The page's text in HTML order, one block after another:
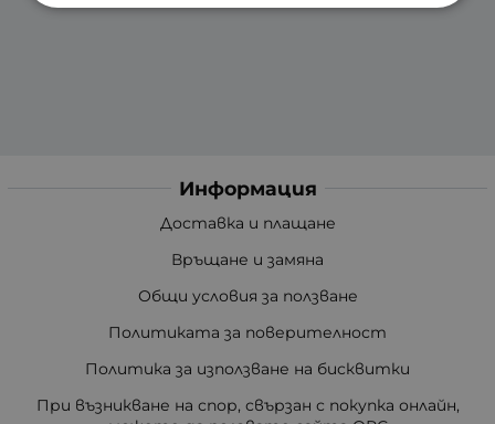
Информация
Доставка и плащане
Връщане и замяна
Общи условия за ползване
Политиката за поверителност
Политика за използване на бисквитки
При възникване на спор, свързан с покупка онлайн,